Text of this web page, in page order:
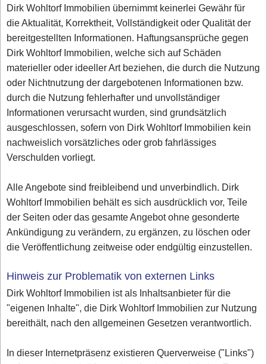
Dirk Wohltorf Immobilien übernimmt keinerlei Gewähr für
die Aktualität, Korrektheit, Vollständigkeit oder Qualität der
bereitgestellten Informationen. Haftungsansprüche gegen
Dirk Wohltorf Immobilien, welche sich auf Schäden
materieller oder ideeller Art beziehen, die durch die Nutzung
oder Nichtnutzung der dargebotenen Informationen bzw.
durch die Nutzung fehlerhafter und unvollständiger
Informationen verursacht wurden, sind grundsätzlich
ausgeschlossen, sofern von Dirk Wohltorf Immobilien kein
nachweislich vorsätzliches oder grob fahrlässiges
Verschulden vorliegt.
Alle Angebote sind freibleibend und unverbindlich. Dirk
Wohltorf Immobilien behält es sich ausdrücklich vor, Teile
der Seiten oder das gesamte Angebot ohne gesonderte
Ankündigung zu verändern, zu ergänzen, zu löschen oder
die Veröffentlichung zeitweise oder endgültig einzustellen.
Hinweis zur Problematik von externen Links
Dirk Wohltorf Immobilien ist als Inhaltsanbieter für die
"eigenen Inhalte", die Dirk Wohltorf Immobilien zur Nutzung
bereithält, nach den allgemeinen Gesetzen verantwortlich.
In dieser Internetpräsenz existieren Querverweise ("Links")